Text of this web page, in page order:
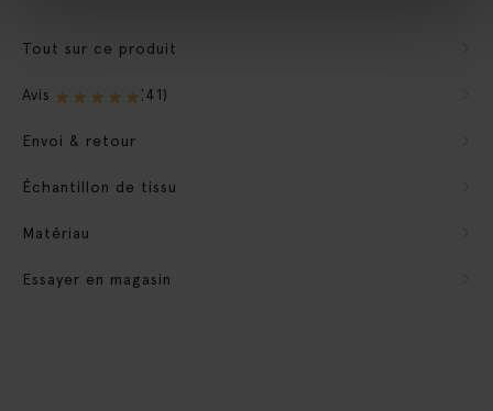
Tout sur ce produit
Avis (41)
Envoi & retour
Échantillon de tissu
Matériau
Essayer en magasin